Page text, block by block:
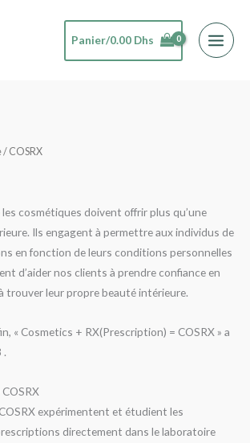
Panier/0.00 Dhs
/ COSRX
les cosmétiques doivent offrir plus qu’une
Ils engagent à permettre aux individus de
en fonction de leurs conditions personnelles
d’aider nos clients à prendre confiance en
trouver leur propre beauté intérieure.
« Cosmetics + RX(Prescription) = COSRX » a
.
expérimentent et étudient les
directement dans le laboratoire